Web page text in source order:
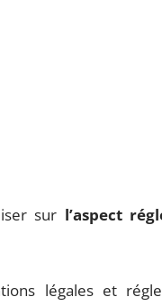
sur l’aspect
légales et